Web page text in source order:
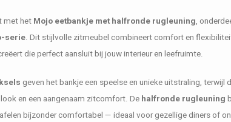
met het Mojo eetbankje met halfronde rugleuning,
serie. Dit stijlvolle zitmeubel combineert comfort en
die perfect aansluit bij jouw interieur en leefruimte.
geven het bankje een speelse en unieke uitstraling, terwijl
en een aangenaam zitcomfort. De halfronde rugleuning
bijzonder comfortabel — ideaal voor gezellige diners of